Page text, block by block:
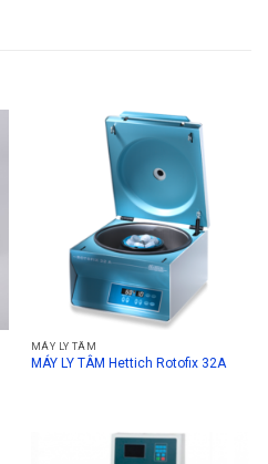
MÁY LY TÂM
MÁY LY TÂM Hettich Rotofix 32A